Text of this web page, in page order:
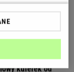
kuferek od